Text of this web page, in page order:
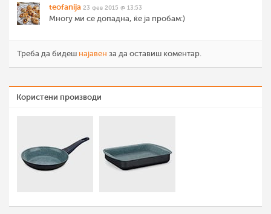
teofanija 23 фев 2015 @ 13:53
Многу ми се допадна, ќе ја пробам:)
Треба да бидеш најавен за да оставиш коментар.
Користени производи